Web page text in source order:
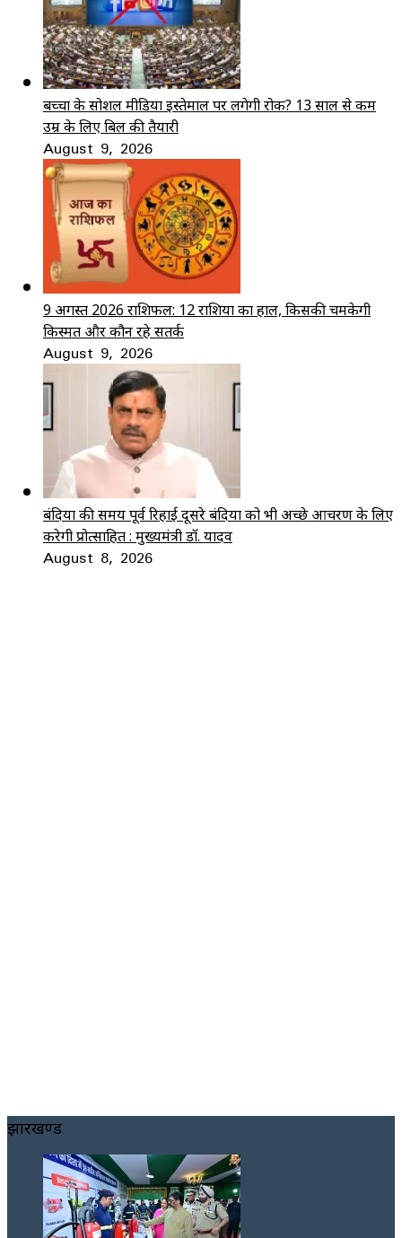
बच्चों के सोशल मीडिया इस्तेमाल पर लगेगी रोक? 13 साल से कम
उम्र के लिए बिल की तैयारी
August 9, 2026
9 अगस्त 2026 राशिफल: 12 राशियों का हाल, किसकी चमकेगी
किस्मत और कौन रहे सतर्क
August 9, 2026
बंदियों की समय पूर्व रिहाई दूसरे बंदियों को भी अच्छे आचरण के लिए
करेगी प्रोत्साहित : मुख्यमंत्री डॉ. यादव
August 8, 2026
झारखण्ड